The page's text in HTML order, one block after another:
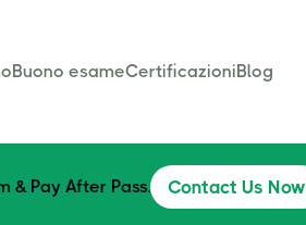
Buono esameCertificazioniBlog
& Pay After Pass. Contact Us Now